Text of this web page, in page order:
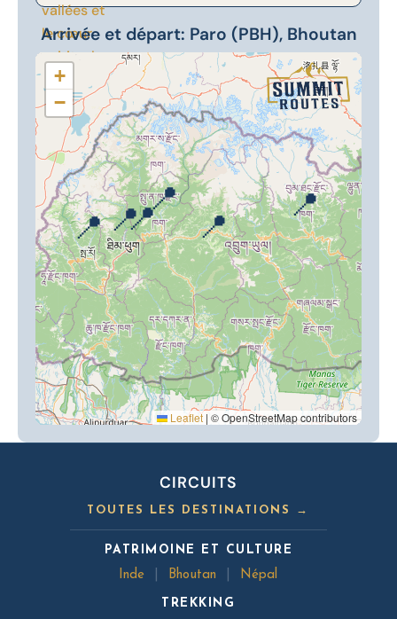
Arrivée et départ: Paro (PBH), Bhoutan
📍📍📍📍
📍 📍
+
−
Leaflet | © OpenStreetMap contributors
CIRCUITS
TOUTES LES DESTINATIONS →
PATRIMOINE ET CULTURE
Inde
Bhoutan Népal
TREKKING